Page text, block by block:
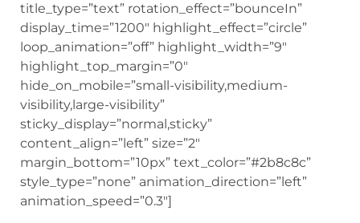
title_type=”text” rotation_effect=”bounceIn”
display_time=”1200″ highlight_effect=”circle”
loop_animation=”off” highlight_width=”9″
highlight_top_margin=”0″
hide_on_mobile=”small-visibility,medium-
visibility,large-visibility”
sticky_display=”normal,sticky”
content_align=”left” size=”2″
margin_bottom=”10px” text_color=”#2b8c8c”
style_type=”none” animation_direction=”left”
animation_speed=”0.3″]